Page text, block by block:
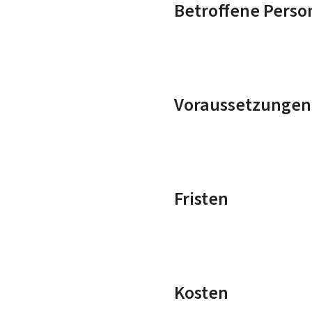
Betroffene
Voraussetzungen
Fristen
Kosten